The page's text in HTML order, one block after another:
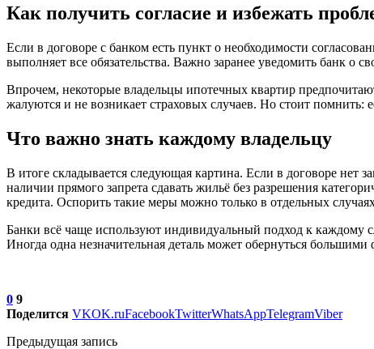
Как получить согласие и избежать
Если в договоре с банком есть пункт о необходимости
выполняет все обязательства. Важно заранее уведомить банк о
Впрочем, некоторые владельцы ипотечных квартир
жалуются и не возникает страховых случаев. Но стоит помнить:
Что важно знать каждому владельцу
В итоге складывается следующая картина. Если в договоре нет
наличии прямого запрета сдавать жильё без разрешения
кредита. Оспорить такие меры можно только в отдельных
Банки всё чаще используют индивидуальный подход к каждому
Иногда одна незначительная деталь может обернуться
0 9
Поделится VKOK.ruFacebookTwitterWhatsAppTelegramViber
Предыдущая запись